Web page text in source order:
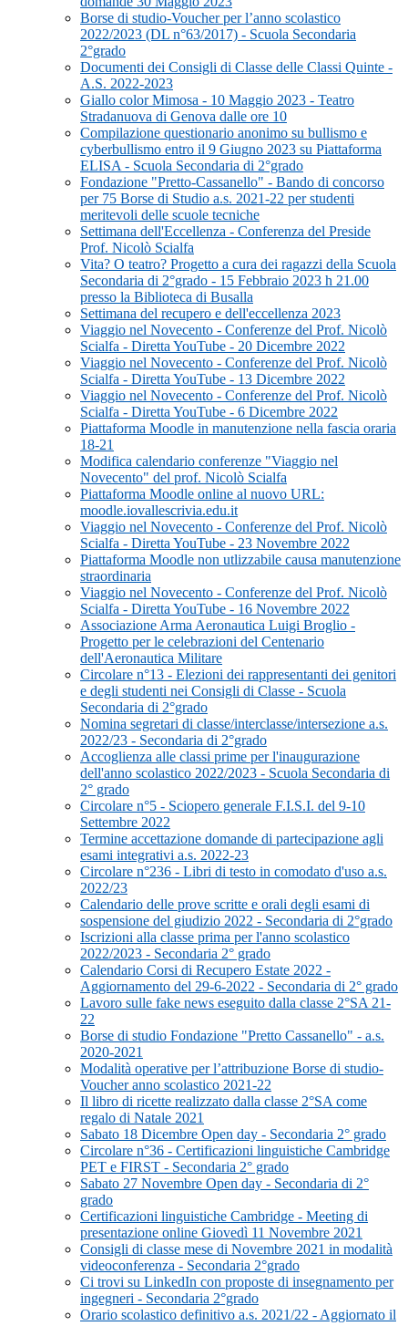
Borse di studio-Voucher per l’anno scolastico
2022/2023 (DL n°63/2017) - Scuola Secondaria
2°grado
Documenti dei Consigli di Classe delle Classi Quinte -
A.S. 2022-2023
Giallo color Mimosa - 10 Maggio 2023 - Teatro
Stradanuova di Genova dalle ore 10
Compilazione questionario anonimo su bullismo e
cyberbullismo entro il 9 Giugno 2023 su Piattaforma
ELISA - Scuola Secondaria di 2°grado
Fondazione "Pretto-Cassanello" - Bando di concorso
per 75 Borse di Studio a.s. 2021-22 per studenti
meritevoli delle scuole tecniche
Settimana dell'Eccellenza - Conferenza del Preside
Prof. Nicolò Scialfa
Vita? O teatro? Progetto a cura dei ragazzi della Scuola
Secondaria di 2°grado - 15 Febbraio 2023 h 21.00
presso la Biblioteca di Busalla
Settimana del recupero e dell'eccellenza 2023
Viaggio nel Novecento - Conferenze del Prof. Nicolò
Scialfa - Diretta YouTube - 20 Dicembre 2022
Viaggio nel Novecento - Conferenze del Prof. Nicolò
Scialfa - Diretta YouTube - 13 Dicembre 2022
Viaggio nel Novecento - Conferenze del Prof. Nicolò
Scialfa - Diretta YouTube - 6 Dicembre 2022
Piattaforma Moodle in manutenzione nella fascia oraria
18-21
Modifica calendario conferenze "Viaggio nel
Novecento" del prof. Nicolò Scialfa
Piattaforma Moodle online al nuovo URL:
moodle.iovallescrivia.edu.it
Viaggio nel Novecento - Conferenze del Prof. Nicolò
Scialfa - Diretta YouTube - 23 Novembre 2022
Piattaforma Moodle non utlizzabile causa manutenzione
straordinaria
Viaggio nel Novecento - Conferenze del Prof. Nicolò
Scialfa - Diretta YouTube - 16 Novembre 2022
Associazione Arma Aeronautica Luigi Broglio -
Progetto per le celebrazioni del Centenario
dell'Aeronautica Militare
Circolare n°13 - Elezioni dei rappresentanti dei genitori
e degli studenti nei Consigli di Classe - Scuola
Secondaria di 2°grado
Nomina segretari di classe/interclasse/intersezione a.s.
2022/23 - Secondaria di 2°grado
Accoglienza alle classi prime per l'inaugurazione
dell'anno scolastico 2022/2023 - Scuola Secondaria di
2° grado
Circolare n°5 - Sciopero generale F.I.S.I. del 9-10
Settembre 2022
Termine accettazione domande di partecipazione agli
esami integrativi a.s. 2022-23
Circolare n°236 - Libri di testo in comodato d'uso a.s.
2022/23
Calendario delle prove scritte e orali degli esami di
sospensione del giudizio 2022 - Secondaria di 2°grado
Iscrizioni alla classe prima per l'anno scolastico
2022/2023 - Secondaria 2° grado
Calendario Corsi di Recupero Estate 2022 -
Aggiornamento del 29-6-2022 - Secondaria di 2° grado
Lavoro sulle fake news eseguito dalla classe 2°SA 21-
22
Borse di studio Fondazione "Pretto Cassanello" - a.s.
2020-2021
Modalità operative per l’attribuzione Borse di studio-
Voucher anno scolastico 2021-22
Il libro di ricette realizzato dalla classe 2°SA come
regalo di Natale 2021
Sabato 18 Dicembre Open day - Secondaria 2° grado
Circolare n°36 - Certificazioni linguistiche Cambridge
PET e FIRST - Secondaria 2° grado
Sabato 27 Novembre Open day - Secondaria di 2°
grado
Certificazioni linguistiche Cambridge - Meeting di
presentazione online Giovedì 11 Novembre 2021
Consigli di classe mese di Novembre 2021 in modalità
videoconferenza - Secondaria 2°grado
Ci trovi su LinkedIn con proposte di insegnamento per
ingegneri - Secondaria 2°grado
Orario scolastico definitivo a.s. 2021/22 - Aggiornato il